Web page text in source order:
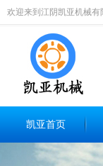
欢迎来到江阴凯亚机械有
凯亚首页